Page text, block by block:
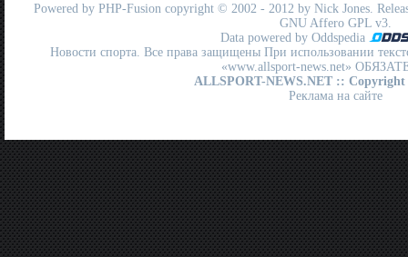
Powered by PHP-Fusion copyright © 2002 - 2012 by Nick Jones.
GNU Affero GPL v3.
Data powered by Oddspedia
Новости спорта. Все права защищены При использовании
«www.allsport-news.net»
ALLSPORT-NEWS.NET :: Copyright
Реклама на сайте